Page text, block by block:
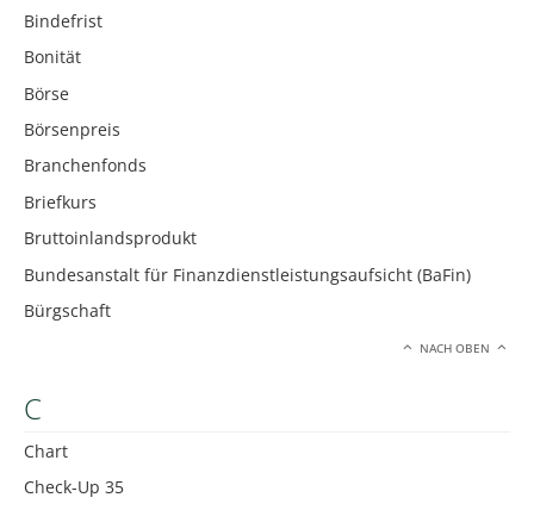
Bindefrist
Bonität
Börse
Börsenpreis
Branchenfonds
Briefkurs
Bruttoinlandsprodukt
Bundesanstalt für Finanzdienstleistungsaufsicht (BaFin)
Bürgschaft
NACH OBEN
C
Chart
Check-Up 35